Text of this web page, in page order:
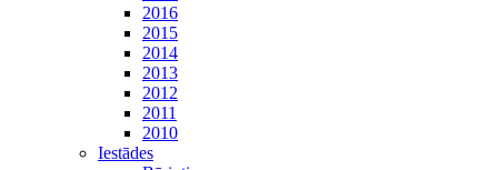
2016
2015
2014
2013
2012
2011
2010
Iestādes